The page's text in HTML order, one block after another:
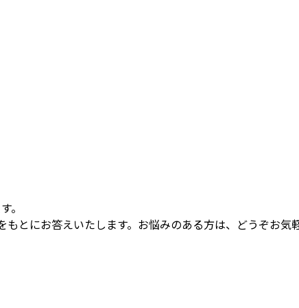
。
とにお答えいたします。お悩みのある方は、どうぞお気